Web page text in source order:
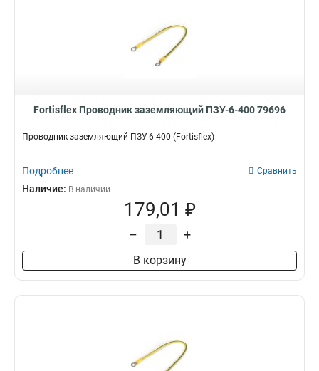
Fortisflex Проводник заземляющий ПЗУ-6-400 79696
Проводник заземляющий ПЗУ-6-400 (Fortisflex)
Подробнее Сравнить
Наличие: В наличии
179,01 ₽
– +
В корзину